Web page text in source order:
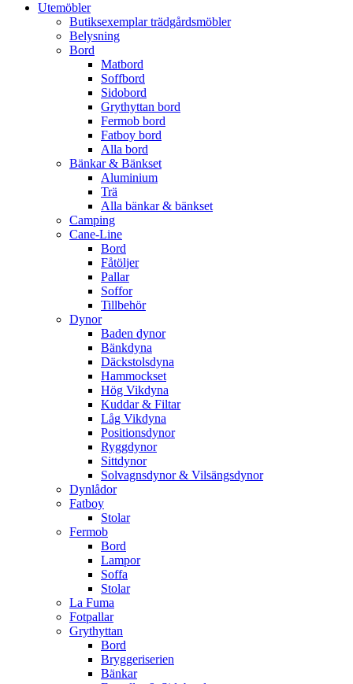
Utemöbler
Butiksexemplar trädgårdsmöbler
Belysning
Bord
Matbord
Soffbord
Sidobord
Grythyttan bord
Fermob bord
Fatboy bord
Alla bord
Bänkar & Bänkset
Aluminium
Trä
Alla bänkar & bänkset
Camping
Cane-Line
Bord
Fåtöljer
Pallar
Soffor
Tillbehör
Dynor
Baden dynor
Bänkdyna
Däckstolsdyna
Hammockset
Hög Vikdyna
Kuddar & Filtar
Låg Vikdyna
Positionsdynor
Ryggdynor
Sittdynor
Solvagnsdynor & Vilsängsdynor
Dynlådor
Fatboy
Stolar
Fermob
Bord
Lampor
Soffa
Stolar
La Fuma
Fotpallar
Grythyttan
Bord
Bryggeriserien
Bänkar